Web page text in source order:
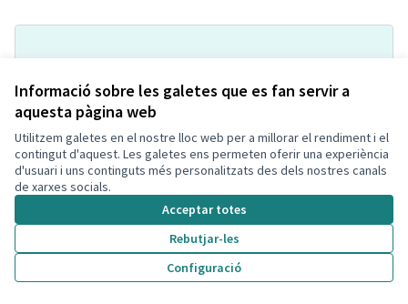
Informació sobre les galetes que es fan servir a
aquesta pàgina web
Utilitzem galetes en el nostre lloc web per a millorar el rendiment i el
contingut d'aquest. Les galetes ens permeten oferir una experiència
d'usuari i uns continguts més personalitzats des dels nostres canals
de xarxes socials.
Acceptar totes
Rebutjar-les
Configuració
Implantación de puntos
Espai Públic